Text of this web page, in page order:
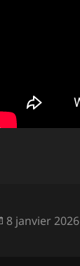
Publié
8 janvier 2026